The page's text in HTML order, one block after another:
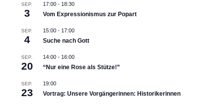
SEP.
3
17:00- 18:30
Vom Expressionismus zur Popart
SEP.
4
15:00- 17:00
Suche nach Gott
SEP.
20
14:00- 16:00
“Nur eine Rose als Stütze!”
SEP.
23
19:00
Vortrag: Unsere Vorgängerinnen: Historikerinnen